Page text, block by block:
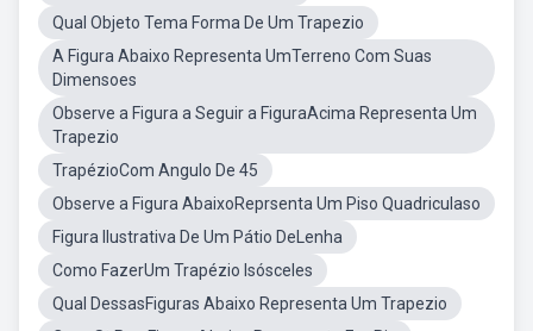
Qual Objeto Tema Forma De Um Trapezio
A Figura Abaixo Representa UmTerreno Com Suas
Dimensoes
Observe a Figura a Seguir a FiguraAcima Representa Um
Trapezio
TrapézioCom Angulo De 45
Observe a Figura AbaixoReprsenta Um Piso Quadriculaso
Figura Ilustrativa De Um Pátio DeLenha
Como FazerUm Trapézio Isósceles
Qual DessasFiguras Abaixo Representa Um Trapezio